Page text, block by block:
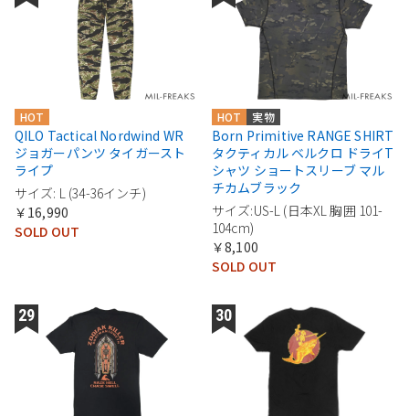
HOT
QILO Tactical Nordwind WR
ジョガーパンツ タイガースト
ライプ
サイズ: L (34-36インチ)
￥16,990
SOLD OUT
実物
HOT
Born Primitive RANGE SHIRT
タクティカル ベルクロ ドライT
シャツ ショートスリーブ マル
チカムブラック
サイズ:US-L (日本XL 胸囲 101-
104cm)
￥8,100
SOLD OUT